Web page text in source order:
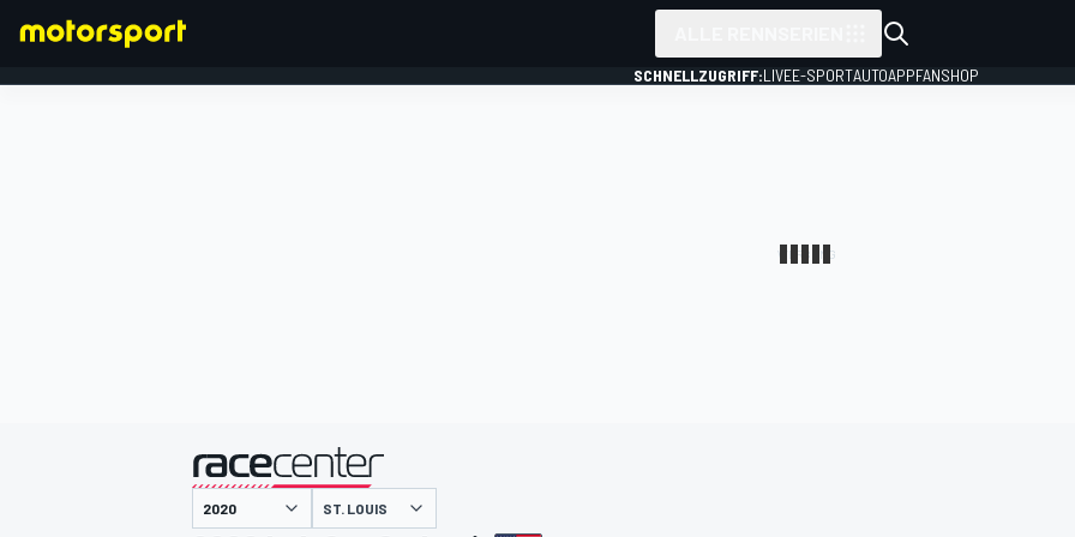
SCHNELLZUGRIFF:LIVEE-SPORTAUTOAPPFANSHOP
ST. LOUIS